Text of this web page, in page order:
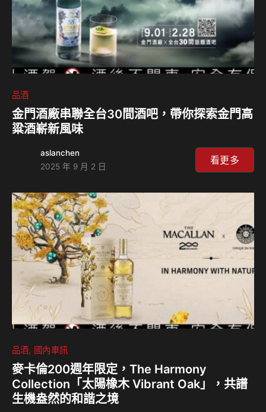
品酒
金門酒廠串聯全台30間酒吧，帶你探索金門高
粱酒嶄新風味
aslanchen
2025 年 9 月 2 日
看更多
品酒 國內車訊
麥卡倫200週年限定，The Harmony
Collection「太陽橡木 Vibrant Oak」，共譜
生機盎然的和諧之境